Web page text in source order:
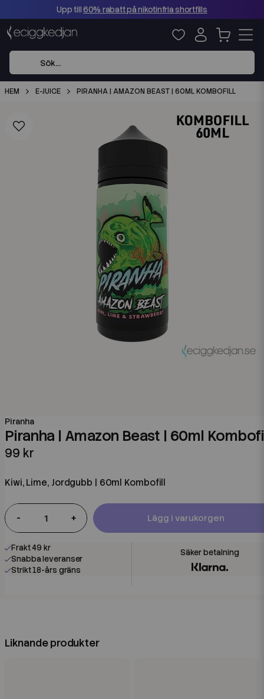
Upp till60% rabatt på nikotinfria shortfills
HEM E-JUICE PIRANHA | AMAZON BEAST | 60ML KOMBOFILL
Piranha
Piranha | Amazon Beast | 60ml
99 kr
Kiwi, Lime, Jordgubb | 60ml Kombofill
- + Lägg i varukorgen
Frakt 49 kr
Snabba leveranser
Strikt 18-års gräns
Liknande produkter